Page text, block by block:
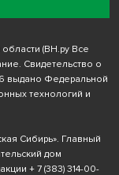
(ВН.ру Все
Свидетельство о
выдано Федеральной
технологий и
Сибирь». Главный
дом
+ 7 (383) 314-00-